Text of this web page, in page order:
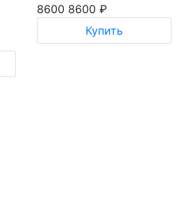
8600 8600 ₽
Купить